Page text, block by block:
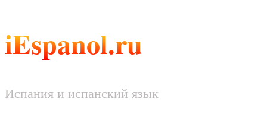
iEspanol.ru
Испания и испанский язык